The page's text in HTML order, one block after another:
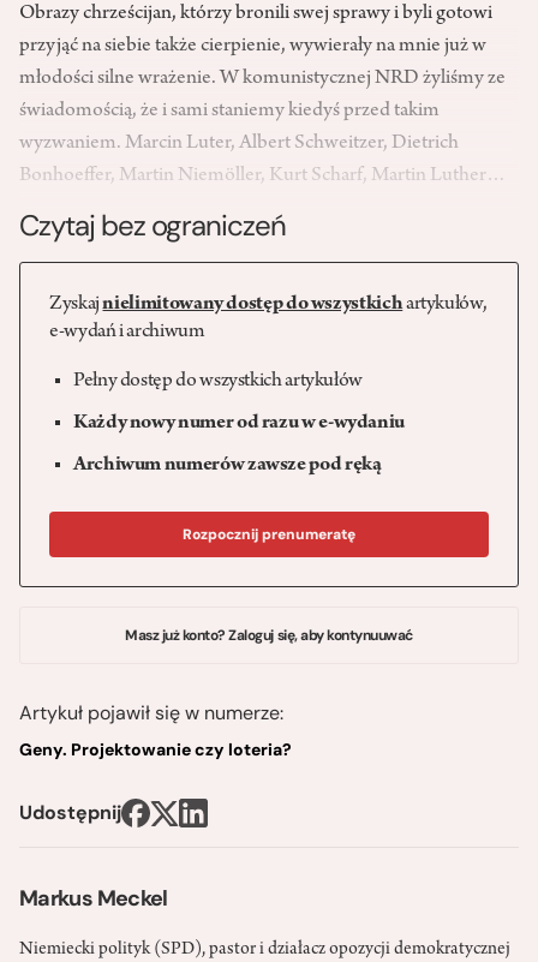
Markus Meckel
Niemiecki polityk (SPD), pastor i działacz opozycji demokratycznej
Obrazy chrześcijan, którzy bronili swej sprawy i byli gotowi
przyjąć na siebie także cierpienie, wywierały na mnie już w
młodości silne wrażenie. W komunistycznej NRD żyliśmy ze
świadomością, że i sami staniemy kiedyś przed takim
wyzwaniem. Marcin Luter, Albert Schweitzer, Dietrich
Bonhoeffer, Martin Niemöller, Kurt Scharf, Martin Luther…
Czytaj bez ograniczeń
Zyskajnielimitowany dostęp do wszystkichartykułów,
e-wydań i archiwum
Pełny dostęp do wszystkich artykułów
Każdy nowy numer od razu w e-wydaniu
Archiwum numerów zawsze pod ręką
Rozpocznij prenumeratę
Masz już konto? Zaloguj się, aby kontynuuwać
Artykuł pojawił się w numerze:
Geny. Projektowanie czy loteria?
Udostępnij